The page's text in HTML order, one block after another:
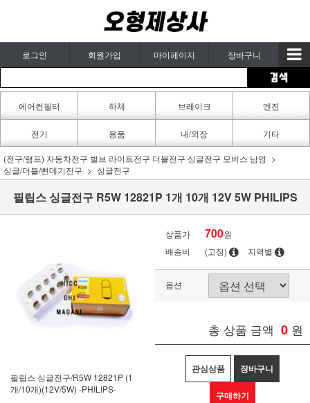
로그인 회원가입 마이페이지 장바구니
에어컨필터
카페인트
하체 브레이크 엔진
전기 용품 내/외장 기타
(전구/램프) 자동차전구 벌브 라이트전구 더블전구 싱글전구 모비스 남영
싱글/더블/뻔데기전구
싱글전구
필립스 싱글전구 R5W 12821P 1개 10개 12V 5W PHILIPS
필립스 싱글전구/R5W 12821P (1
개/10개)(12V/5W) -PHILIPS-
상품가 700원
배송비
(고정) 지역별
옵션
총 상품 금액 0 원
관심상품 장바구니
구매하기